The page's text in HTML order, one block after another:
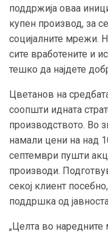
поддржија оваа
купен производ, за
социјалните мрежи.
сите вработените и
тешко да најдете
Цветанов на
соопшти идната
производството. Во
намали цени на над
септември пушти
производи.
секој клиент
поддршка од
„Целта во